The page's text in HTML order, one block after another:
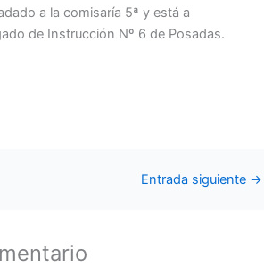
a la comisaría 5ª y está a
de Instrucción Nº 6 de Posadas.
Entrada siguiente →